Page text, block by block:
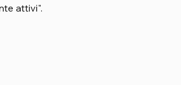
attivi".